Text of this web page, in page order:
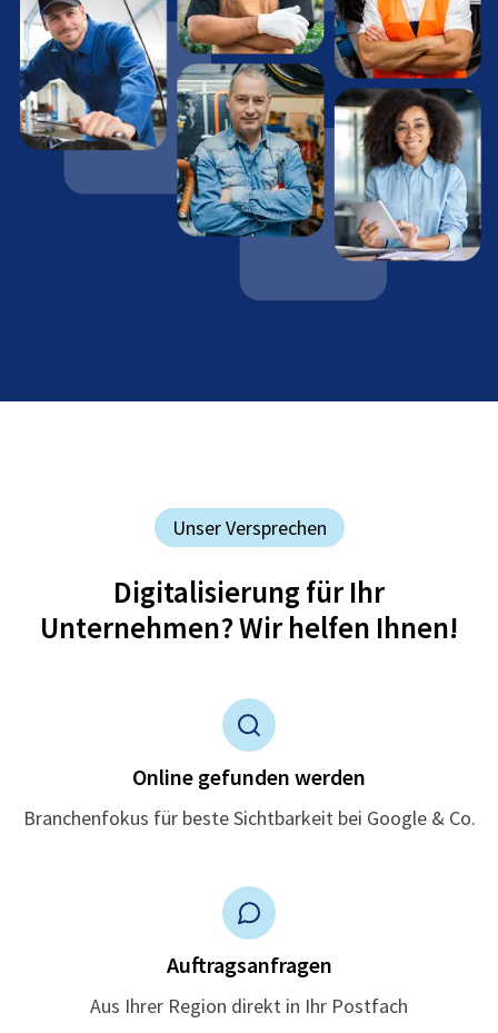
Unser Versprechen
Digitalisierung für Ihr
Unternehmen? Wir helfen Ihnen!
Online gefunden werden
Branchenfokus für beste Sichtbarkeit bei Google & Co.
Auftragsanfragen
Aus Ihrer Region direkt in Ihr Postfach